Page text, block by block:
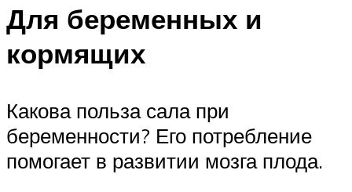
Для беременных и
кормящих
Какова польза сала при
беременности? Его потребление
помогает в развитии мозга плода.